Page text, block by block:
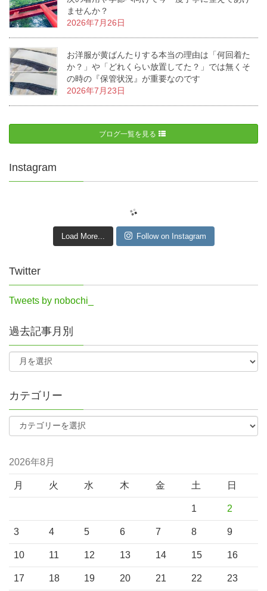
ませんか？
2026年7月26日
お洋服が黄ばんたりする本当の理由は「何回着た
か？」や「どれくらい放置してた？」では無くそ
の時の『保管状況』が重要なのです
2026年7月23日
ブログ一覧を見る
Instagram
Load More... Follow on Instagram
Twitter
Tweets by nobochi_
過去記事月別
カテゴリー
2026年8月
月 火 水 木 金 土 日
1 2
3 4 5 6 7 8 9
10 11 12 13 14 15 16
17 18 19 20 21 22 23